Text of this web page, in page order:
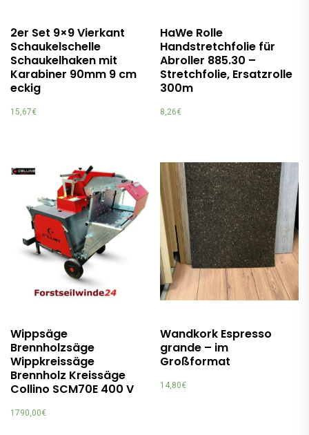
2er Set 9×9 Vierkant
Schaukelschelle
Schaukelhaken mit
Karabiner 90mm 9 cm
eckig
15,67€
HaWe Rolle
Handstretchfolie für
Abroller 885.30 –
Stretchfolie, Ersatzrolle
300m
8,26€
Wippsäge
Brennholzsäge
Wippkreissäge
Brennholz Kreissäge
Collino SCM70E 400 V
1790,00€
Wandkork Espresso
grande – im
Großformat
14,80€